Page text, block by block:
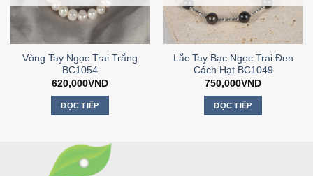
Vòng Tay Ngọc Trai Trắng
BC1054
620,000VND
ĐỌC TIẾP
Lắc Tay Bạc Ngọc Trai Đen
Cách Hạt BC1049
750,000VND
ĐỌC TIẾP